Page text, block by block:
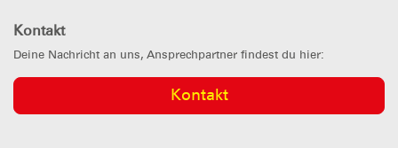
Kontakt
Deine Nachricht an uns, Ansprechpartner findest du hier:
Kontakt